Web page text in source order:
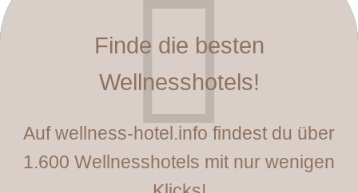
Finde die besten
Wellnesshotels!
Auf wellness-hotel.info findest du über
1.600 Wellnesshotels mit nur wenigen